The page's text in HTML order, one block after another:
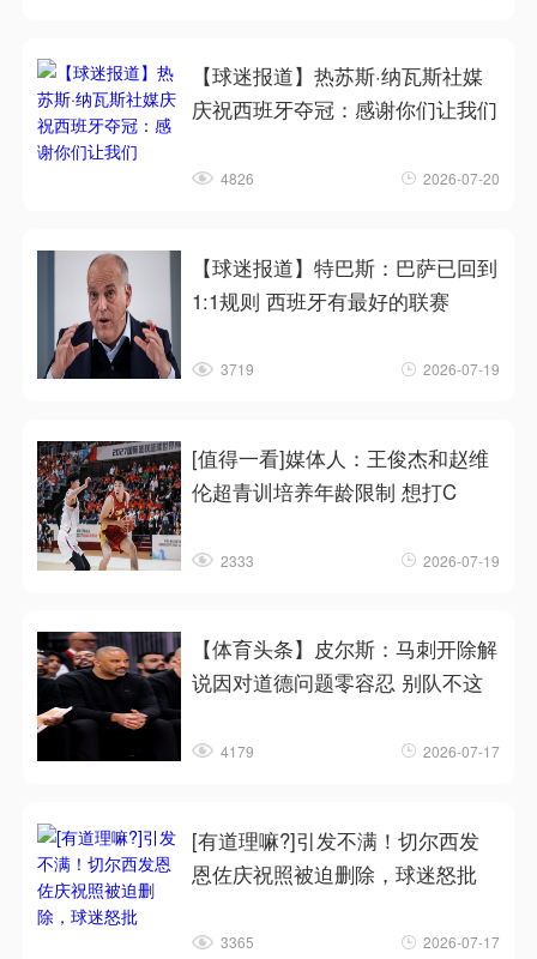
【球迷报道】热苏斯·纳瓦斯社媒
庆祝西班牙夺冠：感谢你们让我们
4826 2026-07-20
【球迷报道】特巴斯：巴萨已回到
1:1规则 西班牙有最好的联赛
3719 2026-07-19
[值得一看]媒体人：王俊杰和赵维
伦超青训培养年龄限制 想打C
2333 2026-07-19
【体育头条】皮尔斯：马刺开除解
说因对道德问题零容忍 别队不这
4179 2026-07-17
[有道理嘛?]引发不满！切尔西发
恩佐庆祝照被迫删除，球迷怒批
3365 2026-07-17